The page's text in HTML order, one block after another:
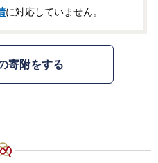
に対応していません。
寄附をする